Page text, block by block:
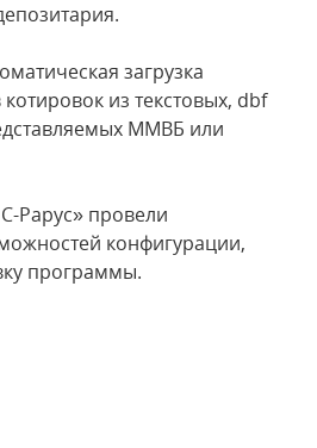
загрузка
котировок из текстовых, dbf
ММВБ или
Рарус» провели
конфигурации,
программы.